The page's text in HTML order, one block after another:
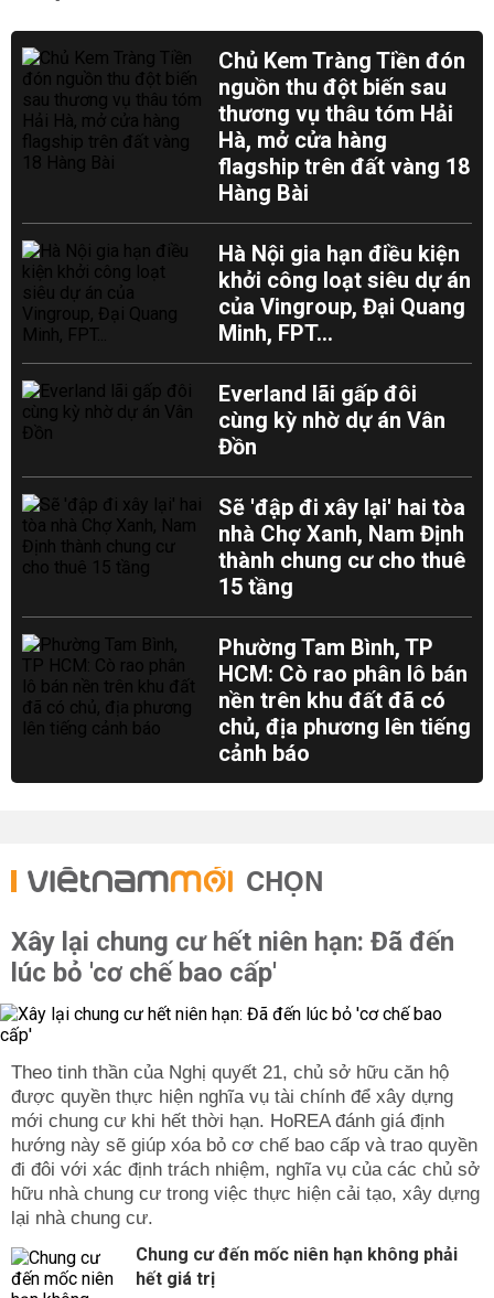
Chủ Kem Tràng Tiền đón
nguồn thu đột biến sau
thương vụ thâu tóm Hải
Hà, mở cửa hàng
flagship trên đất vàng 18
Hàng Bài
Hà Nội gia hạn điều kiện
khởi công loạt siêu dự án
của Vingroup, Đại Quang
Minh, FPT...
Everland lãi gấp đôi
cùng kỳ nhờ dự án Vân
Đồn
Sẽ 'đập đi xây lại' hai tòa
nhà Chợ Xanh, Nam Định
thành chung cư cho thuê
15 tầng
Phường Tam Bình, TP
HCM: Cò rao phân lô bán
nền trên khu đất đã có
chủ, địa phương lên tiếng
cảnh báo
CHỌN
Xây lại chung cư hết niên hạn: Đã đến
lúc bỏ 'cơ chế bao cấp'
Theo tinh thần của Nghị quyết 21, chủ sở hữu căn hộ
được quyền thực hiện nghĩa vụ tài chính để xây dựng
mới chung cư khi hết thời hạn. HoREA đánh giá định
hướng này sẽ giúp xóa bỏ cơ chế bao cấp và trao quyền
đi đôi với xác định trách nhiệm, nghĩa vụ của các chủ sở
hữu nhà chung cư trong việc thực hiện cải tạo, xây dựng
lại nhà chung cư.
Chung cư đến mốc niên hạn không phải
hết giá trị